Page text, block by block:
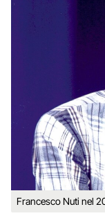
Francesco Nuti nel